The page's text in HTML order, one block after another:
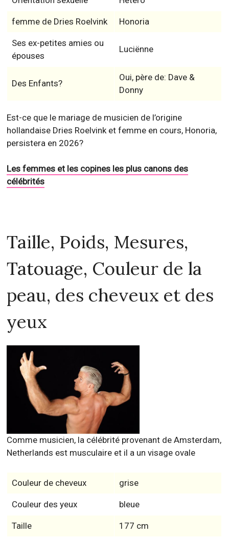
femme de Dries Roelvink Honoria
Ses ex-petites amies ou
épouses
Luciënne
Des Enfants?
Oui, père de: Dave &
Donny
Est-ce que le mariage de musicien de l’origine
hollandaise Dries Roelvink et femme en cours, Honoria,
persistera en 2026?
Les femmes et les copines les plus canons des
célébrités
Taille, Poids, Mesures,
Tatouage, Couleur de la
peau, des cheveux et des
yeux
Comme musicien, la célébrité provenant de Amsterdam,
Netherlands est musculaire et il a un visage ovale
Couleur de cheveux grise
Couleur des yeux bleue
Taille 177 cm